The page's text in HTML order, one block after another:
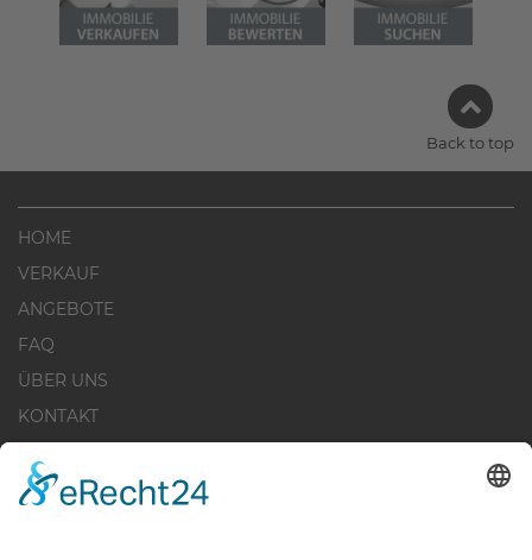
Back to top
HOME
VERKAUF
ANGEBOTE
FAQ
ÜBER UNS
KONTAKT
IMPRESSUM